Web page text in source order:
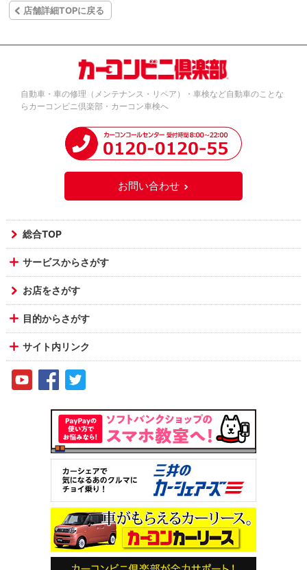
店舗詳細TOPに戻る
自動車・車の修理（メンテナンス・リペア）・車検など自動車のことな
らカーコンビニ倶楽部・カーコン車検へ
お問い合わせ
総合TOP
サービスからさがす
お店をさがす
目的からさがす
サイト内リンク